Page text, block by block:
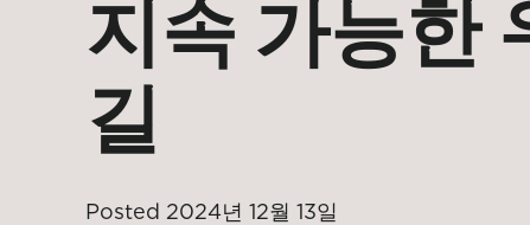
지속 가능한
길
Posted 2024년 12월 13일